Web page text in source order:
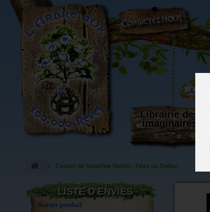
L'Arbre aux 100.000 Rêves
Librairie des
imaginaires
Cancer de Sandrine Gestin - Fées du Zodiac
LISTE D'ENVIES
Aucun produit